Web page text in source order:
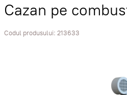
Cazan pe
Codul produsului: 213633